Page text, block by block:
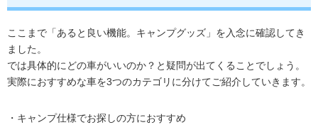
ここまで「あると良い機能。キャンプグッズ」を入念に確認してき
ました。
では具体的にどの車がいいのか？と疑問が出てくることでしょう。
実際におすすめな車を3つのカテゴリに分けてご紹介していきます。
・キャンプ仕様でお探しの方におすすめ